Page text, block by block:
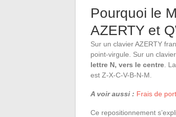
Pourquoi le
AZERTY et
Sur un clavier AZERTY
point-virgule. Sur un
lettre N, vers le centre .
est Z-X-C-V-B-N-M.
A voir aussi : Frais de
Ce repositionnement